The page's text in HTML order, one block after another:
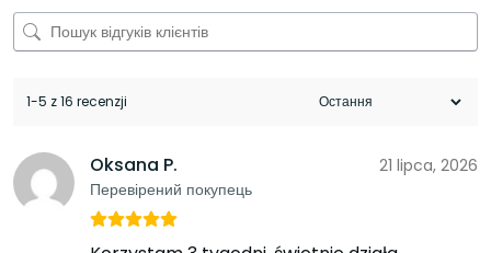
1-5 z 16 recenzji
Oksana P.
Перевірений покупець
21 lipca, 2026